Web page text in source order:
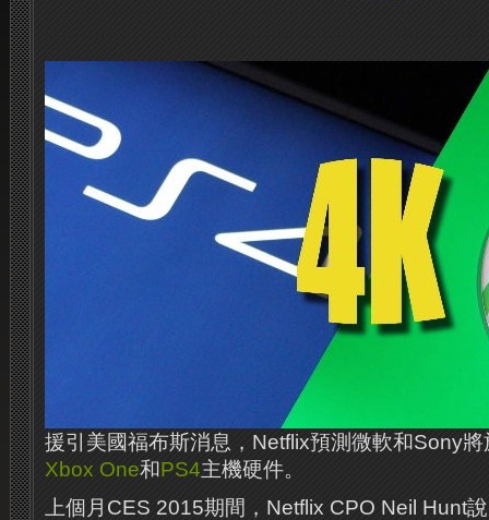
援引美國福布斯消息，Netflix預測微軟和Sony
Xbox One和PS4主機硬件。
上個月CES 2015期間，Netflix CPO Neil Hunt